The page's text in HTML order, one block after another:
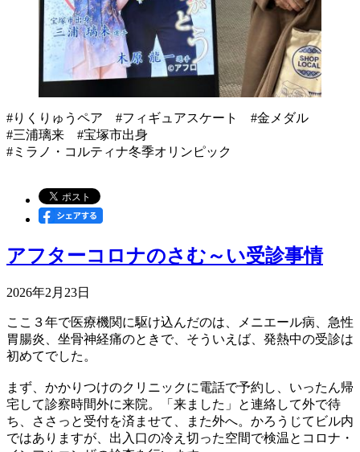
#りくりゅうペア #フィギュアスケート #金メダル
#三浦璃来 #宝塚市出身
#ミラノ・コルティナ冬季オリンピック
アフターコロナのさむ～い受診事情
2026年2月23日
ここ３年で医療機関に駆け込んだのは、メニエール病、急性
胃腸炎、坐骨神経痛のときで、そういえば、発熱中の受診は
初めてでした。
まず、かかりつけのクリニックに電話で予約し、いったん帰
宅して診察時間外に来院。「来ました」と連絡して外で待
ち、ささっと受付を済ませて、また外へ。かろうじてビル内
ではありますが、出入口の冷え切った空間で検温とコロナ・